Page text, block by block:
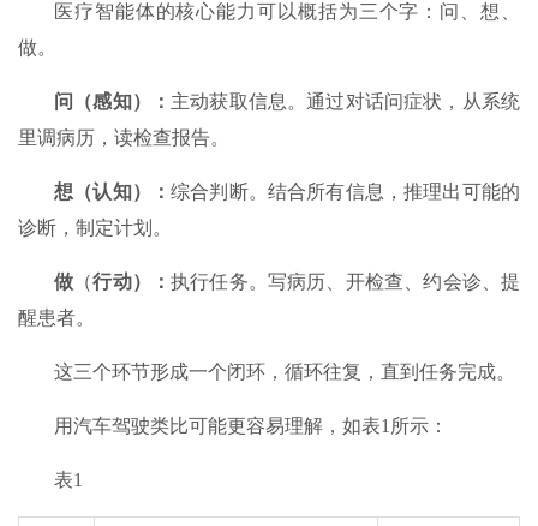
医疗智能体的核心能力可以概括为三个字：问、想、
做。
问 （感知）： 主动获取信息。通过对话问症状，从系统
里调病历，读检查报告。
想 （认知）：综合判断。结合所有信息，推理出可能的
诊断，制定计划。
做 （行动）：执行任务。写病历、开检查、约会诊、提
醒患者。
这三个环节形成一个闭环，循环往复，直到任务完成。
用汽车驾驶类比可能更容易理解，如表1所示：
表1